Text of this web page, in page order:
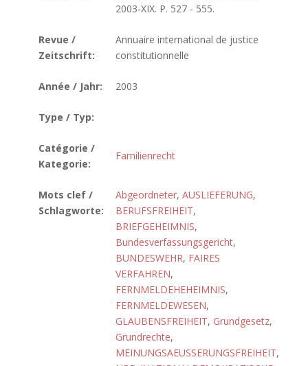
2003-XIX. P. 527 - 555.
Revue /
Zeitschrift:
Annuaire international de justice
constitutionnelle
Année / Jahr: 2003
Type / Typ:
Catégorie /
Kategorie:
Familienrecht
Mots clef /
Schlagworte:
Abgeordneter, AUSLIEFERUNG,
BERUFSFREIHEIT,
BRIEFGEHEIMNIS,
Bundesverfassungsgericht,
BUNDESWEHR, FAIRES
VERFAHREN,
FERNMELDEHEHEIMNIS,
FERNMELDEWESEN,
GLAUBENSFREIHEIT, Grundgesetz,
Grundrechte,
MEINUNGSAEUSSERUNGSFREIHEIT,